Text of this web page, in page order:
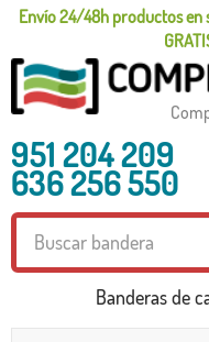
Envío 24/48h productos en
951 204 209
636 256 550
Banderas de